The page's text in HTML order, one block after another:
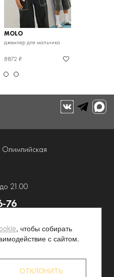
MOLO
джемпер для мальчика
8872 ₽
21.00
76
Услуги
Наши преимущества
Конфиденциальность
, чтобы собирать
с сайтом.
ОТКЛОНИТЬ